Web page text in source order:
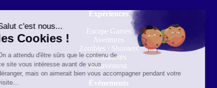
Expériences
Escape Games
Aventures
Zombies / Shooters
Simulateurs
Mouvement
Événements